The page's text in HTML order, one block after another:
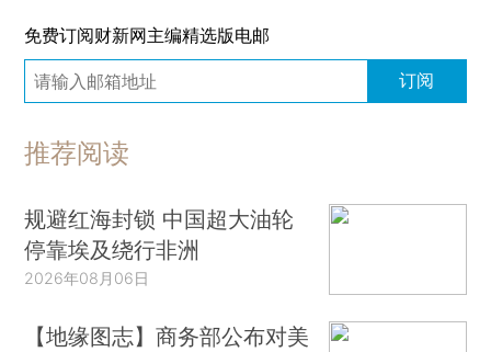
免费订阅财新网主编精选版电邮
订阅
推荐阅读
规避红海封锁 中国超大油轮
停靠埃及绕行非洲
2026年08月06日
【地缘图志】商务部公布对美